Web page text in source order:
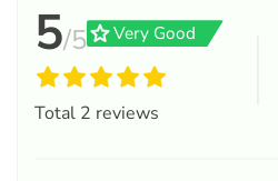
5/5gradeVery Good
Total 2 reviews